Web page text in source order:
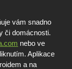
vám snadno
či domácnosti.
nebo ve
Aplikace
a na